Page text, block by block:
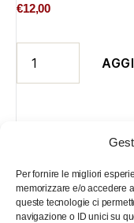
Per fornire le migliori
memorizzare e/o accedere
queste tecnologie ci
navigazione o ID unici su
€12,00
quantità
Descrizione
Se consolidiamo la